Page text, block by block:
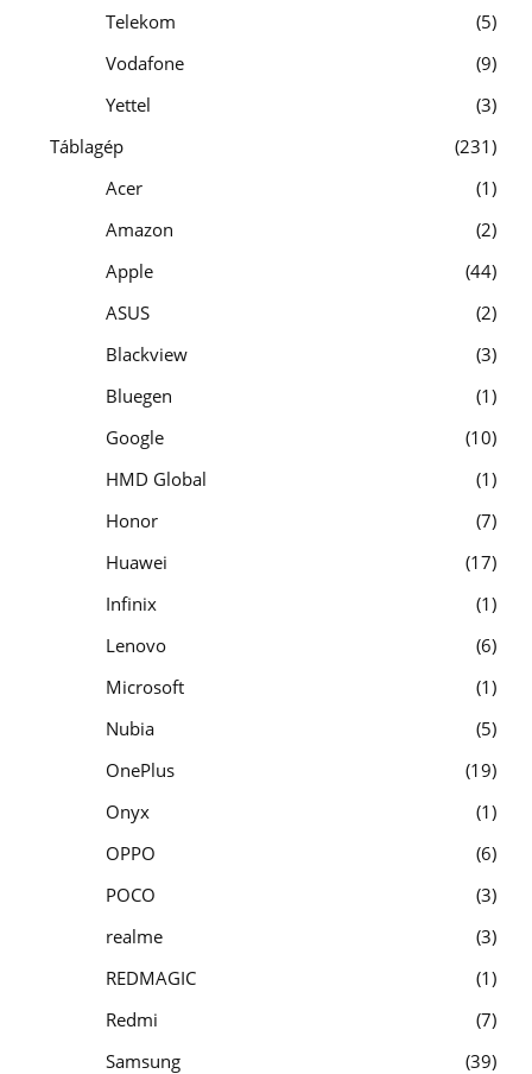
Telekom
5
Vodafone
9
Yettel
3
Táblagép
231
Acer
1
Amazon
2
Apple
44
ASUS
2
Blackview
3
Bluegen
1
Google
10
HMD Global
1
Honor
7
Huawei
17
Infinix
1
Lenovo
6
Microsoft
1
Nubia
5
OnePlus
19
Onyx
1
OPPO
6
POCO
3
realme
3
REDMAGIC
1
Redmi
7
Samsung
39